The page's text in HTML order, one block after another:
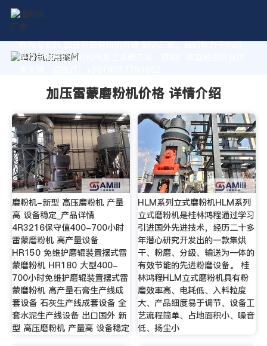
作为专业的 加压雷蒙磨粉机价格 制造厂家，我们致力于为您
量身定制高价值的粉体加工系统方案。获取厂家直销报价及技
加压雷蒙磨粉机价格 详情介绍
磨粉机-新型 高压磨粉机 产量
高 设备稳定_产品详情
4R3216保守值400-700小时
雷蒙磨粉机 高产量设备
HR150 免维护磨辊装置摆式雷
蒙磨粉机 HR180 大型400-
700小时免维护磨辊装置摆式雷
蒙磨粉机 高产量石膏生产线成
套设备 石灰生产线成套设备 全
套水泥生产线设备 出口国外 新
型 高压磨粉机 产量高 设备稳定
HLM系列立式磨粉机HLM系列
立式磨粉机是桂林鸿程通过学习
引进国外先进技术，经历二十多
年潜心研究开发出的一款集烘
干、粉磨、分级、输送为一体的
有效节能的先进粉磨设备。 桂
林鸿程HLM立式磨粉机具有粉
磨效率高、电耗低、入料粒度
大、产品细度易于调节、设备工
艺流程简单、占地面积小、噪音
低、扬尘小